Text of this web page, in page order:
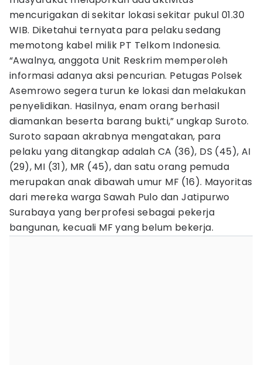
mencurigakan di sekitar lokasi sekitar pukul 01.30
WIB. Diketahui ternyata para pelaku sedang
memotong kabel milik PT Telkom Indonesia.
“Awalnya, anggota Unit Reskrim memperoleh
informasi adanya aksi pencurian. Petugas Polsek
Asemrowo segera turun ke lokasi dan melakukan
penyelidikan. Hasilnya, enam orang berhasil
diamankan beserta barang bukti,” ungkap Suroto.
Suroto sapaan akrabnya mengatakan, para
pelaku yang ditangkap adalah CA (36), DS (45), AI
(29), MI (31), MR (45), dan satu orang pemuda
merupakan anak dibawah umur MF (16). Mayoritas
dari mereka warga Sawah Pulo dan Jatipurwo
Surabaya yang berprofesi sebagai pekerja
bangunan, kecuali MF yang belum bekerja.